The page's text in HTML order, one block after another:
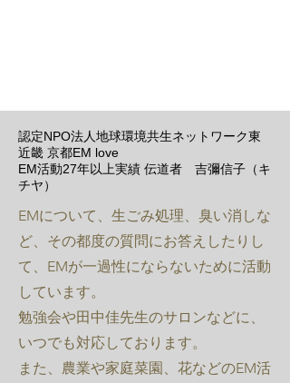
認定NPO法人地球環境共生ネットワーク東
近畿 京都EM love
EM​活動27年以上実績​ 伝道者 吉彌信子（キ
チヤ）
EMについて、生ごみ処理、臭い消しな
ど、その都度の質問にお答えしたりし
て、EMが一過性にならないために活動
しています。
勉強会や田中佳先生のサロンなどに、
いつでも対応しております。
また、農業や家庭菜園、花などのEM活